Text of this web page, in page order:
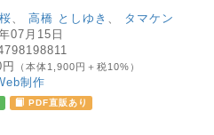
高橋 としゆき
タマケン
07月15日
（本体1,900円＋税10%）
制作
PDF直販あり